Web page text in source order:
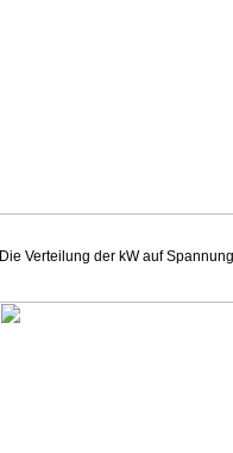
Die Verteilung der kW auf